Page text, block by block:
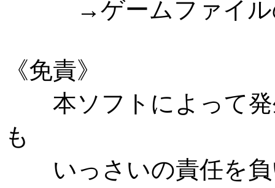
→ゲームファイルの
《免責》
本ソフトによって発
も
いっさいの責任を負